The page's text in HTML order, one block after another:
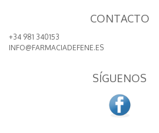
CONTACTO
+34 981 340153
INFO@FARMACIADEFENE.ES
SÍGUENOS